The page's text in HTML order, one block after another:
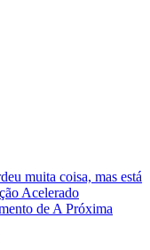
muita coisa, mas está
Acelerado
de A Próxima